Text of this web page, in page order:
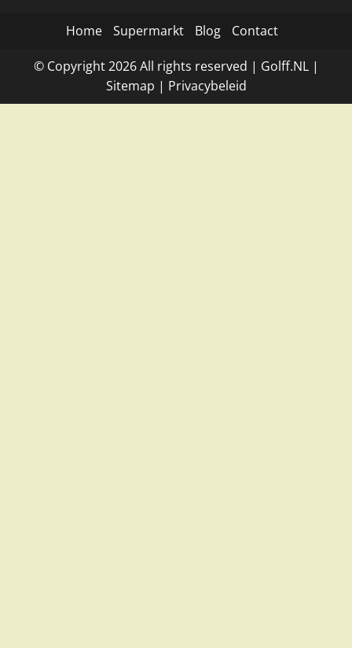
Home Supermarkt Blog Contact
© Copyright2026All rights reserved | Golff.NL|
Sitemap | Privacybeleid